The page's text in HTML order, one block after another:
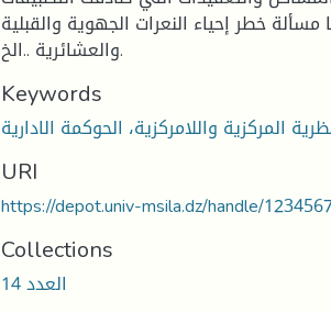
مسألة خطر إحياء النعرات الجهوية والقبلية
والعشائرية ..الخ.
Keywords
المركزية واللامركزية، الحوكمة الادارية
URI
https://depot.univ-msila.dz/handle/
Collections
العدد 14